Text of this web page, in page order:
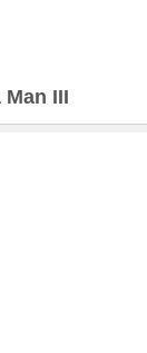
Man III